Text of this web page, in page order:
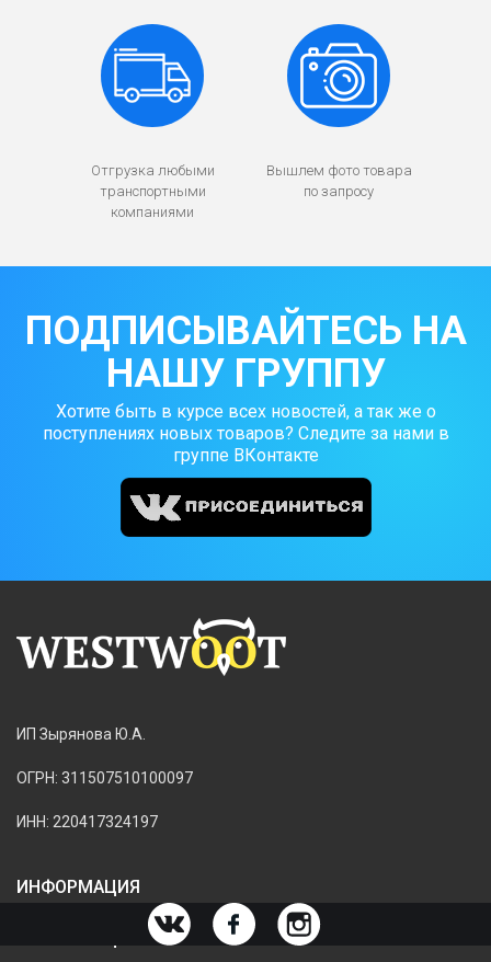
Отгрузка любыми
транспортными
компаниями
Вышлем фото товара
по запросу
ПОДПИСЫВАЙТЕСЬ НА
НАШУ ГРУППУ
Хотите быть в курсе всех новостей, а так же о
поступлениях новых товаров? Следите за нами в
группе ВКонтакте
ИП Зырянова Ю.А.
ОГРН: 311507510100097
ИНН: 220417324197
ИНФОРМАЦИЯ
ИНФОРМАЦИЯ О МАГАЗИНЕ